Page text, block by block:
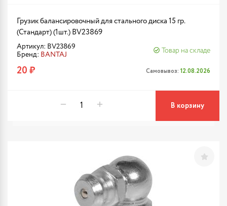
Грузик балансировочный для стального диска 15 гр.
(Стандарт) (1шт.) BV23869
Артикул: BV23869
Бренд: BANTAJ
Товар на складе
20 ₽ Самовывоз: 12.08.2026
В корзину